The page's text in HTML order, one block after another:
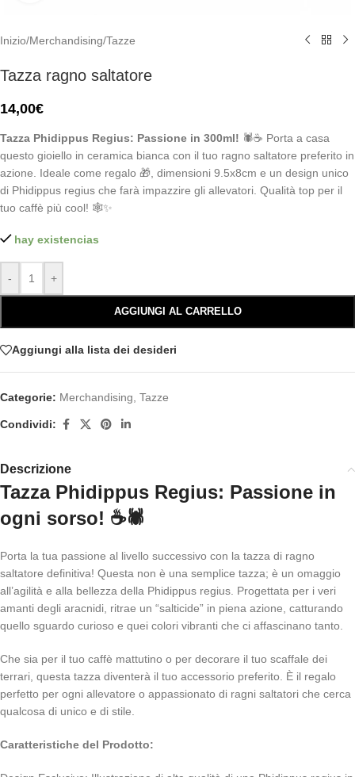
Inizio/Merchandising/Tazze
Tazza ragno saltatore
14,00€
Tazza Phidippus Regius: Passione in 300ml! 🕷️☕ Porta a casa
questo gioiello in ceramica bianca con il tuo ragno saltatore preferito in
azione. Ideale come regalo 🎁, dimensioni 9.5x8cm e un design unico
di Phidippus regius che farà impazzire gli allevatori. Qualità top per il
tuo caffè più cool! 🕸️✨
hay existencias
- +
AGGIUNGI AL CARRELLO
Aggiungi alla lista dei desideri
Categorie: Merchandising Tazze
Condividi:
Descrizione
Tazza Phidippus Regius: Passione in
ogni sorso! ☕🕷️
Porta la tua passione al livello successivo con la tazza di ragno
saltatore definitiva! Questa non è una semplice tazza; è un omaggio
all’agilità e alla bellezza della Phidippus regius. Progettata per i veri
amanti degli aracnidi, ritrae un “salticide” in piena azione, catturando
quello sguardo curioso e quei colori vibranti che ci affascinano tanto.
Che sia per il tuo caffè mattutino o per decorare il tuo scaffale dei
terrari, questa tazza diventerà il tuo accessorio preferito. È il regalo
perfetto per ogni allevatore o appassionato di ragni saltatori che cerca
qualcosa di unico e di stile.
Caratteristiche del Prodotto: